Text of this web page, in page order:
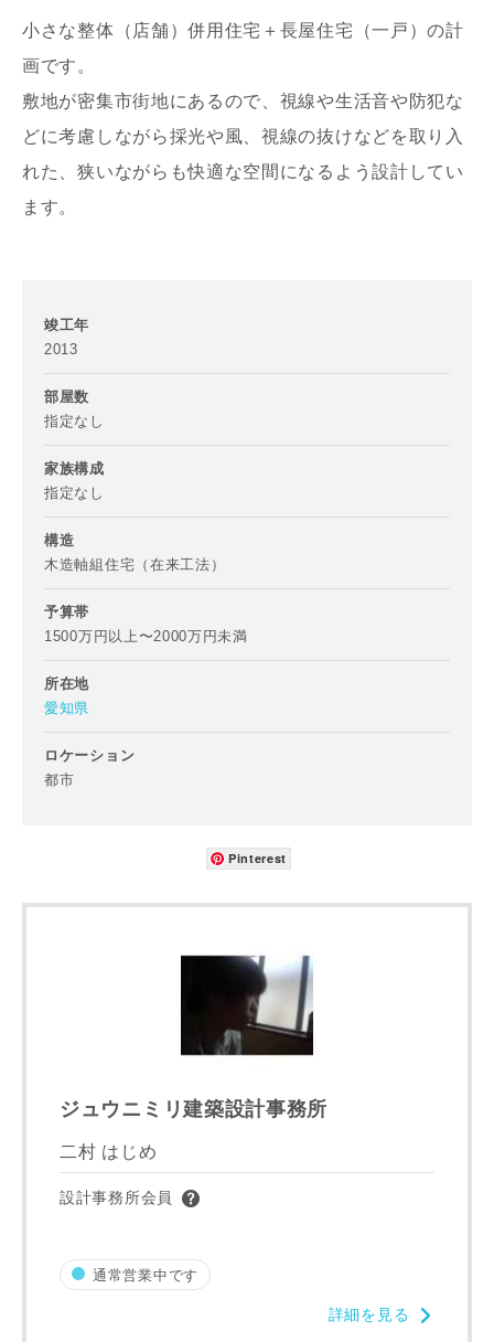
写真を拡大する
小さな整体（店舗）併用住宅＋長屋住宅（一戸）の計
画です。
敷地が密集市街地にあるので、視線や生活音や防犯な
どに考慮しながら採光や風、視線の抜けなどを取り入
れた、狭いながらも快適な空間になるよう設計してい
ます。
竣工年
2013
部屋数
指定なし
家族構成
指定なし
構造
木造軸組住宅（在来工法）
予算帯
1500万円以上〜2000万円未満
所在地
愛知県
ロケーション
都市
Pinterest
ジュウニミリ建築設計事務所
二村 はじめ
設計事務所会員
通常営業中です
詳細を見る
お名前
ご住所
郵便番号